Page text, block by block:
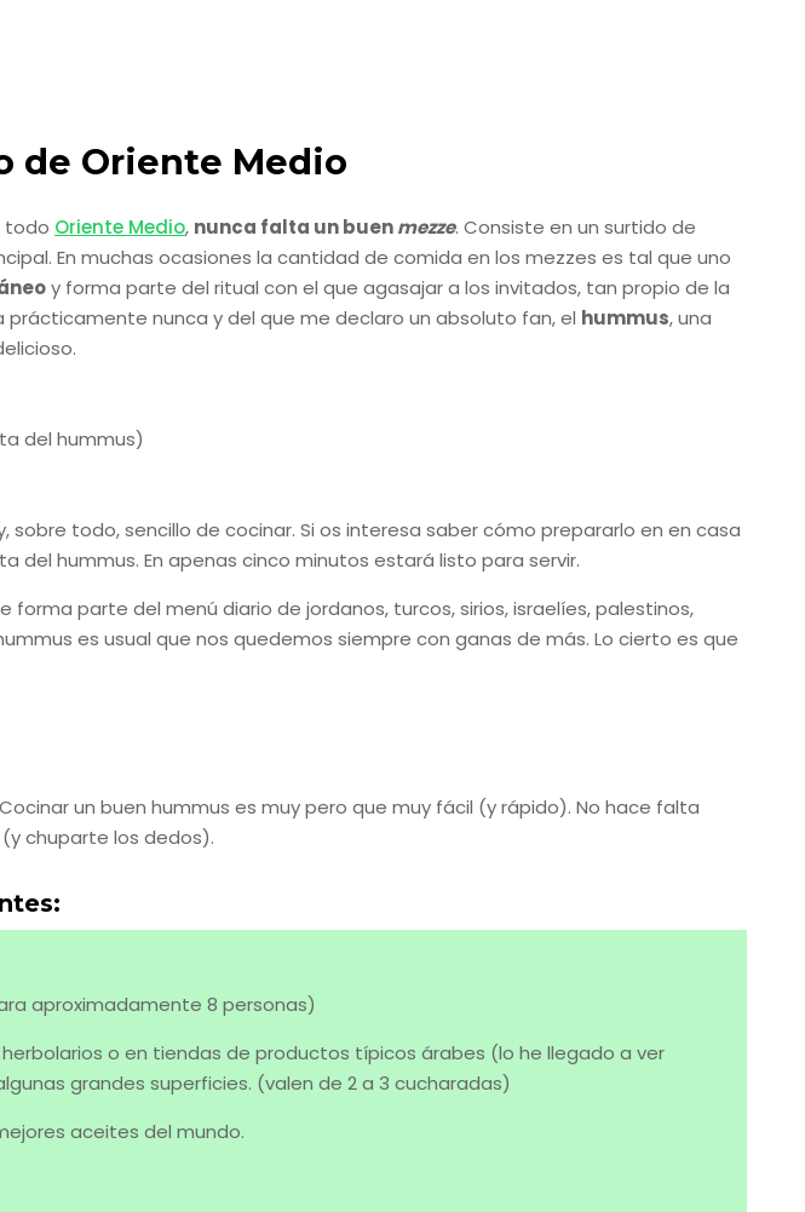
de Oriente Medio
todo Oriente Medio, nunca falta un buenmezze. Consiste en un surtido de
En muchas ocasiones la cantidad de comida en los mezzes es tal que uno
y forma parte del ritual con el que agasajar a los invitados, tan propio de la
nunca y del que me declaro un absoluto fan, el hummus, una
sobre todo, sencillo de cocinar. Si os interesa saber cómo prepararlo en en casa
hummus. En apenas cinco minutos estará listo para servir.
parte del menú diario de jordanos, turcos, sirios, israelíes, palestinos,
es usual que nos quedemos siempre con ganas de más. Lo cierto es que
un buen hummus es muy pero que muy fácil (y rápido). No hace falta
chuparte los dedos).
aproximadamente 8 personas)
o en tiendas de productos típicos árabes (lo he llegado a ver
grandes superficies. (valen de 2 a 3 cucharadas)
aceites del mundo.